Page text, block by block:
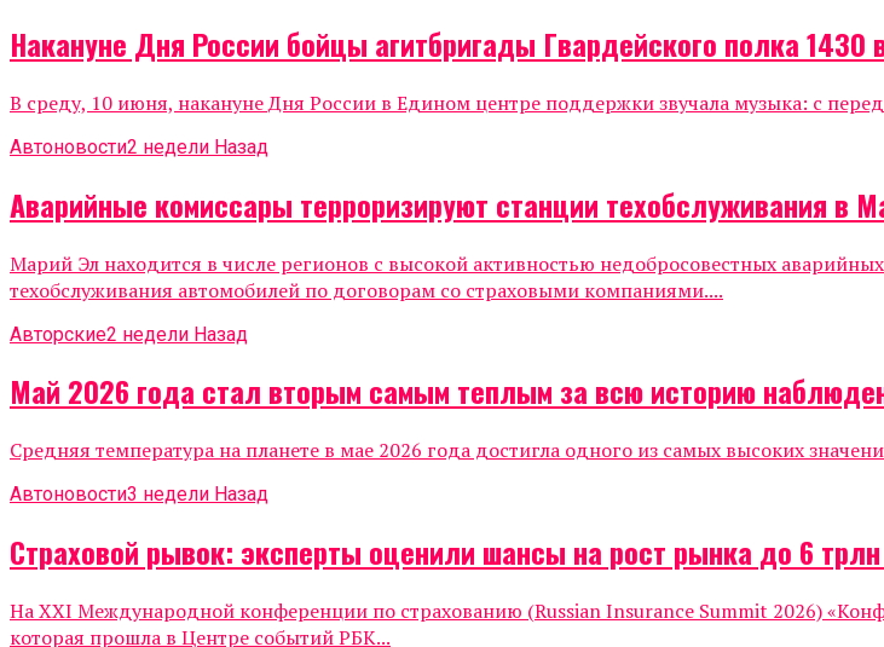
Накануне Дня России бойцы агитбригады Гвардейского полка
В среду, 10 июня, накануне Дня России в Едином центре поддержки звучала музыка: с
Автоновости2 недели Назад
Аварийные комиссары терроризируют станции техобслуживания в
Марий Эл находится в числе регионов с высокой активностью недобросовестных
техобслуживания автомобилей по договорам со страховыми компаниями....
Авторские2 недели Назад
Май 2026 года стал вторым самым теплым за всю историю
Средняя температура на планете в мае 2026 года достигла одного из самых высоких
Автоновости3 недели Назад
Страховой рывок: эксперты оценили шансы на рост рынка до 6
На XXI Международной конференции по страхованию (Russian Insurance Summit 2026)
которая прошла в Центре событий РБК...